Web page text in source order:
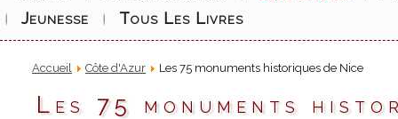
Jeunesse
Tous Les Livres
Accueil Côte d'Azur Les 75 monuments historiques de Nice
Les 75 monuments